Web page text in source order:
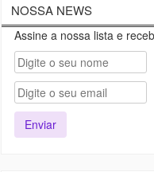
NOSSA NEWS
Assine a nossa lista e